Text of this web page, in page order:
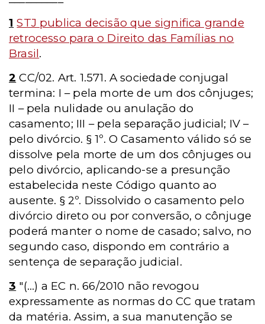
1 STJ publica decisão que significa grande
retrocesso para o Direito das Famílias no
Brasil.
2 CC/02. Art. 1.571. A sociedade conjugal
termina: I – pela morte de um dos cônjuges;
II – pela nulidade ou anulação do
casamento; III – pela separação judicial; IV –
pelo divórcio. § 1º. O Casamento válido só se
dissolve pela morte de um dos cônjuges ou
pelo divórcio, aplicando-se a presunção
estabelecida neste Código quanto ao
ausente. § 2º. Dissolvido o casamento pelo
divórcio direto ou por conversão, o cônjuge
poderá manter o nome de casado; salvo, no
segundo caso, dispondo em contrário a
sentença de separação judicial.
3 "(...) a EC n. 66/2010 não revogou
expressamente as normas do CC que tratam
da matéria. Assim, a sua manutenção se